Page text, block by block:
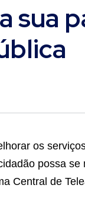
sua
os
possa se
Central de